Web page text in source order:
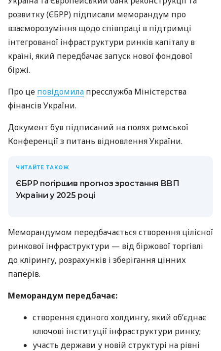
розвитку (ЄБРР) підписали меморандум про
взаєморозуміння щодо співпраці в підтримці
інтегрованої інфраструктури ринків капіталу в
країні, який передбачає запуск нової фондової
біржі.
Про це повідомила пресслужба Міністерства
фінансів України.
Документ був підписаний на полях римської
Конференції з питань відновлення України.
ЧИТАЙТЕ ТАКОЖ
ЄБРР погіршив прогноз зростання ВВП
України у 2025 році
Меморандумом передбачається створення цілісної
ринкової інфраструктури — від біржової торгівлі
до клірингу, розрахунків і зберігання цінних
паперів.
Меморандум передбачає:
створення єдиного холдингу, який об’єднає
ключові інституції інфраструктури ринку;
участь держави у новій структурі на рівні